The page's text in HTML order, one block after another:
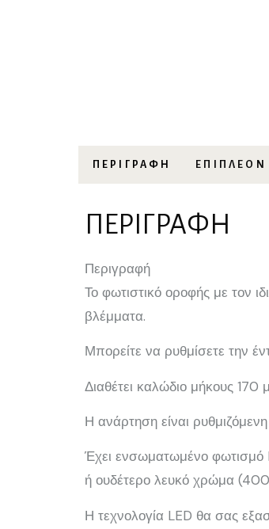
ΠΕΡΙΓΡΑΦΉ
ΠΕΡΙΓΡΑΦΉ
Περιγραφή
Το φωτιστικό οροφής με τον
βλέμματα.
Μπορείτε να ρυθμίσετε την
Διαθέτει καλώδιο μήκους
Η ανάρτηση είναι
Έχει ενσωματωμένο
ή ουδέτερο λευκό χρώμα
Η τεχνολογία LED θα σας